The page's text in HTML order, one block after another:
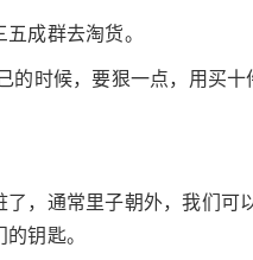
成群去淘货。
的时候，要狠一点，用买十
，通常里子朝外，我们可
钥匙。